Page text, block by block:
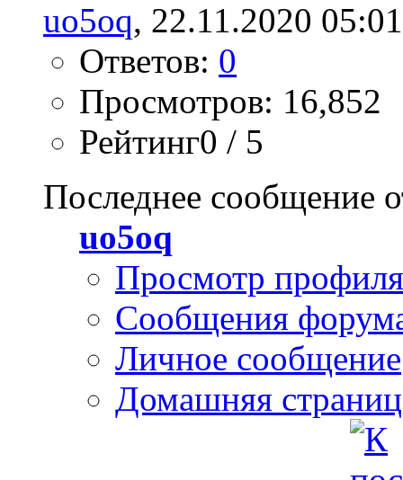
uo5oq, 22.11.2020 05:01
Ответов: 0
Просмотров: 16,852
Рейтинг0 / 5
Последнее сообщение
uo5oq
Просмотр профиля
Сообщения
Личное сообщение
Домашняя